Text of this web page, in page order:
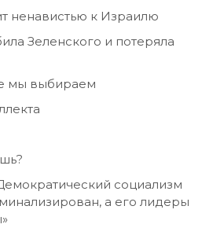
ненавистью к Израилю
Зеленского и потеряла
мы выбираем
социализм
а его лидеры